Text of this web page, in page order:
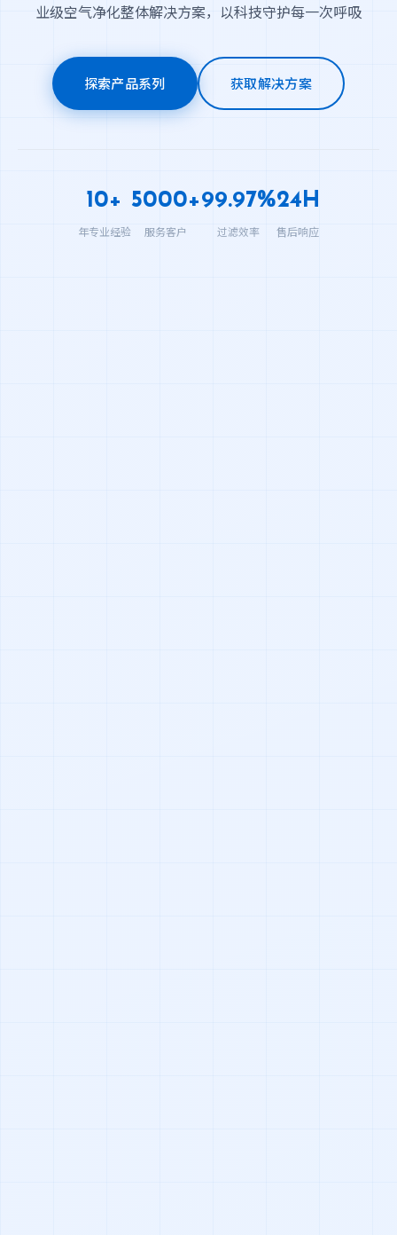
业级空气净化整体解决方案，以科技守护每一次呼吸
探索产品系列 获取解决方案
10+
年专业经验
5000+
服务客户
99.97%
过滤效率
24H
售后响应